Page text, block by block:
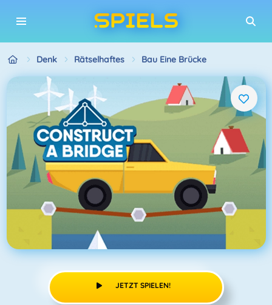
Denk Rätselhaftes Bau Eine Brücke
JETZT SPIELEN!